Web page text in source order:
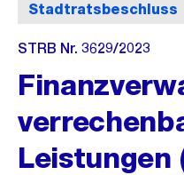
Stadtratsbeschluss
STRB Nr. 3629/2023
Leistungen